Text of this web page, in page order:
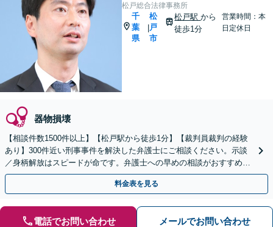
松戸総合法律事務所
千
葉
県
|
松
戸
市
松戸駅から
徒歩1分
営業時間：本
日定休日
器物損壊
【相談件数1500件以上】【松戸駅から徒歩1分】【裁判員裁判の経験
あり】300件近い刑事事件を解決した弁護士にご相談ください。示談
／身柄解放はスピードが命です。弁護士への早めの相談がおすすめ。
弁護士のセカンドオピニオンにも対応
料金表を見る
電話でお問い合わせ メールでお問い合わせ